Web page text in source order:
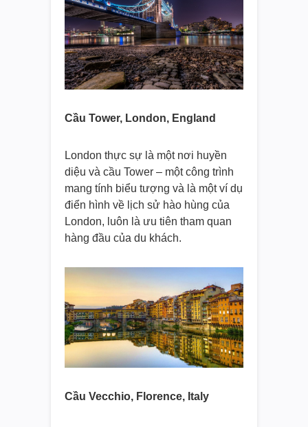
Cầu Tower, London, England
London thực sự là một nơi huyền
diệu và cầu Tower – một công trình
mang tính biểu tượng và là một ví dụ
điển hình về lịch sử hào hùng của
London, luôn là ưu tiên tham quan
hàng đầu của du khách.
Cầu Vecchio, Florence, Italy